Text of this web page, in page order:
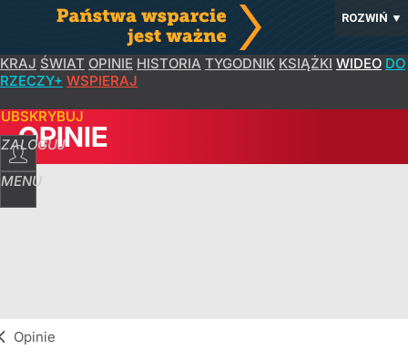
ROZWIŃ ▼
KRAJ ŚWIAT OPINIE HISTORIA TYGODNIK KSIĄŻKI WIDEO DO
RZECZY+ WSPIERAJ
ZALOGUJ
MENU
OPINIE
Opinie